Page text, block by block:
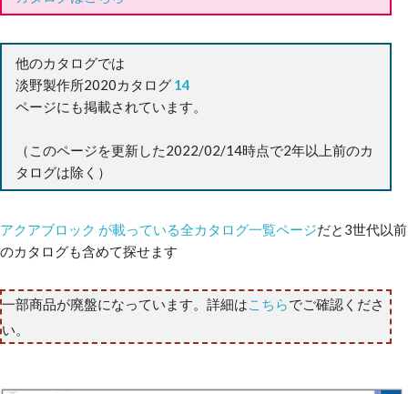
他のカタログでは
淡野製作所2020カタログ 14
ページにも掲載されています。
（このページを更新した2022/02/14時点で2年以上前のカ
タログは除く）
アクアブロック が載っている全カタログ一覧ページだと3世代以前
のカタログも含めて探せます
一部商品が廃盤になっています。詳細はこちらでご確認くださ
い。